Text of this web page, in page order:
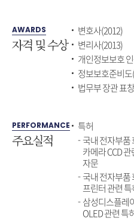
AWARDS
자격 및 수상
변호사(2012)
변리사(2013)
개인정보보호
정보보호준비
법무부 장관 표
PERFORMANCE
주요실적
특허
국내 전자부품
카메라 CCD
자문
국내 전자부품
프린터 관련
삼성디스플레
OLED 관련 특